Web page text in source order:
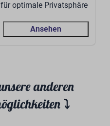
optimale Privatsphäre
Ansehen
anderen
⤵